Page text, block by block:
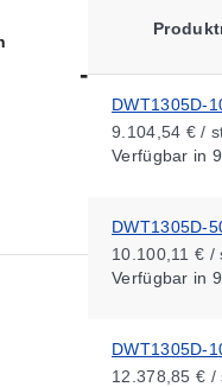
DWT1305D-
9.104,54 € /
Verfügbar in
DWT1305D-
10.100,11 € /
Verfügbar in
DWT1305D-
12.378,85 € /